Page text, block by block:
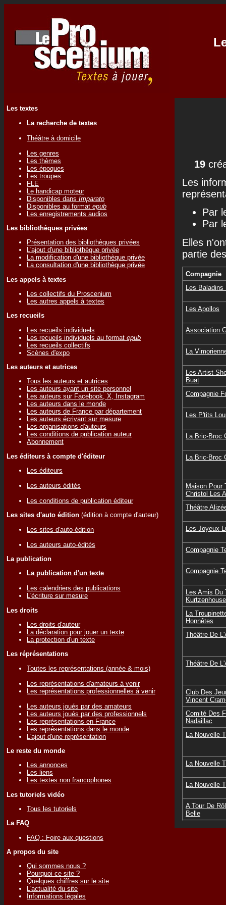
Les textes
La recherche de textes
Théâtre à domicile
Les genres
Les thèmes
Les époques
Les troupes
FLE
Le handicap moteur
Disponibles dans Imparato
Disponibles au format epub
Les enregistrements audios
Les bibliothèques privées
Présentation des bibliothèques privées
L'ajout d'une bibliothèque privée
La modification d'une bibliothèque privée
La consultation d'une bibliothèque privée
Les appels à textes
Les collectifs du Proscenium
Les autres appels à textes
Les recueils
Les recueils individuels
Les recueils individuels au format epub
Les recueils collectifs
Scènes d'expo
Les auteurs et autrices
Tous les auteurs et autrices
Les auteurs ayant un site personnel
Les auteurs sur Facebook, X, Instagram
Les auteurs dans le monde
Les auteurs de France par département
Les auteurs écrivant sur mesure
Les organisations d'auteurs
Les conditions de publication auteur
Abonnement
Les éditeurs à compte d'éditeur
Les éditeurs
Les auteurs édités
Les conditions de publication éditeur
Les sites d'auto édition (édition à compte d'auteur)
Les sites d'auto-édition
Les auteurs auto-édités
La publication
La publication d'un texte
Les calendriers des publications
L'écriture sur mesure
Les droits
Les droits d'auteur
La déclaration pour jouer un texte
La protection d'un texte
Les réprésentations
Toutes les représentations (année & mois)
Les représentations d'amateurs à venir
Les représentations professionnelles à venir
Les auteurs joués par des amateurs
Les auteurs joués par des professionnels
Les représentations en France
Les représentations dans le monde
L'ajout d'une représentation
Le reste du monde
Les annonces
Les liens
Les textes non francophones
Les tutoriels vidéo
Tous les tutoriels
La FAQ
FAQ : Foire aux questions
A propos du site
Qui sommes nous ?
Pourquoi ce site ?
Quelques chiffres sur le site
L'actualité du site
Informations légales
19
Les
Par
Par
Elles
partie
Compagnie
Les
Les Apollos
Association
La
Les Artist
Buat
Compagnie
Les P'tits
La Bric-Broc
La Bric-Broc
Maison Pour
Christol Les
Théâtre
Les Joyeux
Compagnie
Compagnie
Les Amis
Kurtzenhouse
La
Honnêtes
Théâtre De
Théâtre De
Club Des
Vincent
Comité Des
Nadaillac
La Nouvelle
La Nouvelle
La Nouvelle
A Tour De
Belle